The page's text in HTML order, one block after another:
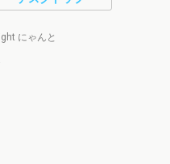
にゃんと